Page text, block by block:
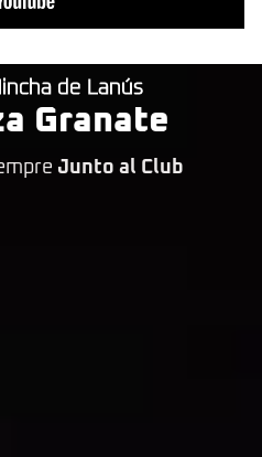
de Lanús
Granate
Junto al Club